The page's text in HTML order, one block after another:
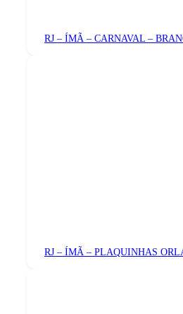
RJ – ÍMÃ – CARNAVAL –
RJ – ÍMÃ – PLAQUINHAS